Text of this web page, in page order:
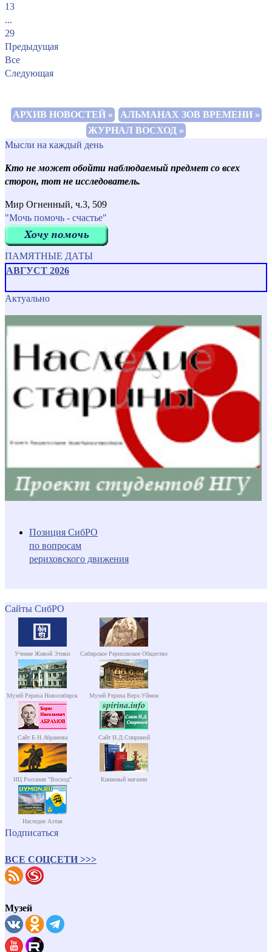
13
...
29
Предыдущая
Все
Следующая
АРХИВ НОВОСТЕЙ »
АЛЬМАНАХ ЗОВ ВРЕМЕНИ »
ЖУРНАЛ ВОСХОД »
Мысли на каждый день
Кто не может обойти наблюдаемый предмет со всех
сторон, тот не исследователь.
Мир Огненный, ч.3, 509
"Мочь помочь - счастье"
ПАМЯТНЫЕ ДАТЫ
АВГУСТ 2026
Актуально
Позиция СибРО
по вопросам
рериховского движения
Сайты СибРО
Учение Живой Этики Сибирское Рериховское Общество
Музей Рериха Новосибирск Музей Рериха Верх-Уймон
Сайт Б.Н.Абрамова Сайт Н.Д.Спириной
ИЦ Россазия "Восход" Книжный магазин
Наследие Алтая
Подписаться
ВСЕ СОЦСЕТИ >>>
Музей